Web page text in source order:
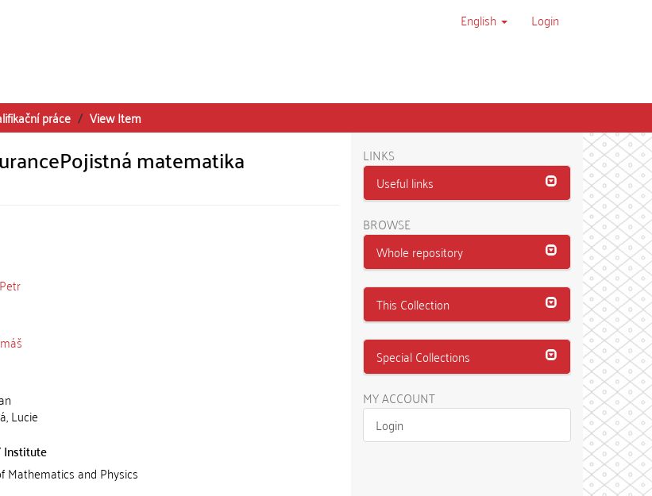
English Login
práce View Item
matematika
Lucie
Institute
Mathematics and Physics
LINKS
Useful links
BROWSE
Whole repository
This Collection
Special Collections
MY ACCOUNT
Login